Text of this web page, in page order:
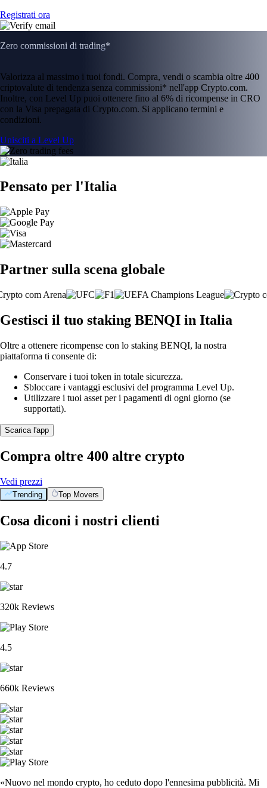
Registrati ora
Zero commissioni di trading*
Valorizza al massimo i tuoi fondi. Compra, vendi o scambia oltre 400
criptovalute di tendenza senza commissioni* nell'app Crypto.com.
Inoltre, con Level Up puoi ottenere fino al 6% di ricompense in CRO
con la Visa prepagata di Crypto.com. Si applicano termini e
condizioni.
Unisciti a Level Up
Pensato per l'Italia
Partner sulla scena globale
Gestisci il tuo staking BENQI in Italia
Oltre a ottenere ricompense con lo staking BENQI, la nostra
piattaforma ti consente di:
Conservare i tuoi token in totale sicurezza.
Sbloccare i vantaggi esclusivi del programma Level Up.
Utilizzare i tuoi asset per i pagamenti di ogni giorno (se
supportati).
Scarica l'app
Compra oltre 400 altre crypto
Vedi prezzi
Trending Top Movers
Cosa diconi i nostri clienti
4.7
320k Reviews
4.5
660k Reviews
«Nuovo nel mondo crypto, ho ceduto dopo l'ennesima pubblicità. Mi